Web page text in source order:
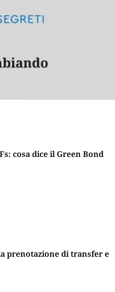
cosa dice il Green Bond
prenotazione di transfer e